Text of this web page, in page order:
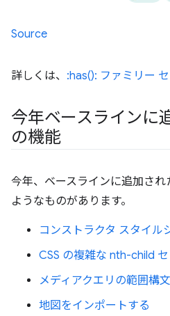
Source
詳しくは、 :has(): ファミリー
今年ベースラインに
の機能
今年、ベースラインに追加さ
ようなものがあります。
コンストラクタ スタイル
CSS の複雑な nth-child セ
メディアクエリの範囲構文
地図をインポートする